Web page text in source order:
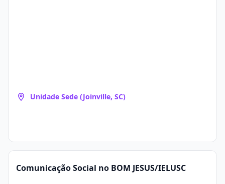
Unidade Sede (Joinville, SC)
Comunicação Social no BOM JESUS/IELUSC